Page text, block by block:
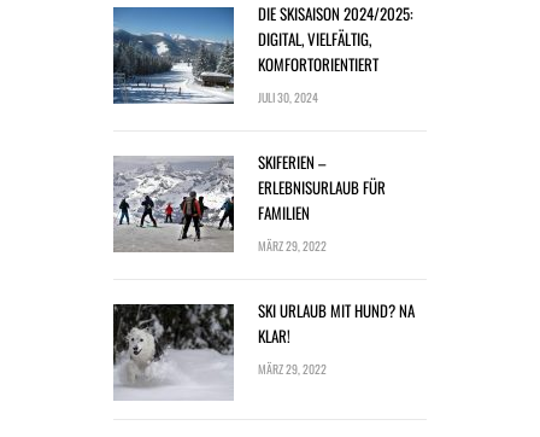
DIE SKISAISON 2024/2025:
DIGITAL, VIELFÄLTIG,
KOMFORTORIENTIERT
JULI 30, 2024
SKIFERIEN –
ERLEBNISURLAUB FÜR
FAMILIEN
MÄRZ 29, 2022
SKI URLAUB MIT HUND? NA
KLAR!
MÄRZ 29, 2022